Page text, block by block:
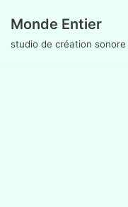
Aller
Monde Entier
studio de création sonore